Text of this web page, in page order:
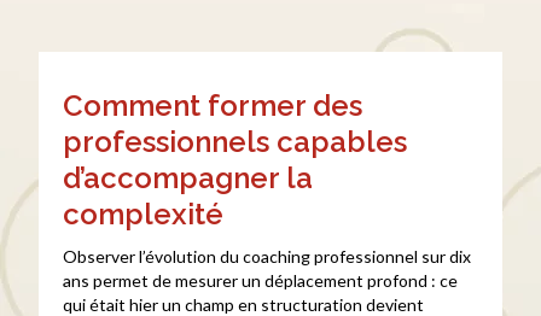
Comment former des
professionnels capables
d’accompagner la
complexité
Observer l’évolution du coaching professionnel sur dix
ans permet de mesurer un déplacement profond : ce
qui était hier un champ en structuration devient